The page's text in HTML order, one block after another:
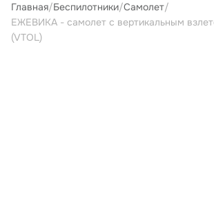
Услуги
Главная/Беспилотники/Самолет/
ЕЖЕВИКА - cамолет с вертикальным
(VTOL)